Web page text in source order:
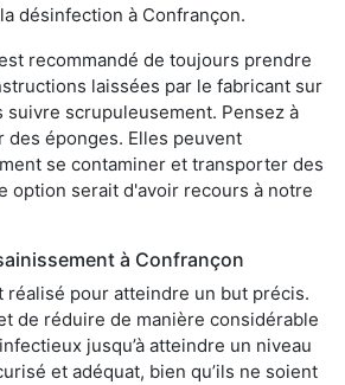
désinfection à Confrançon.
recommandé de toujours prendre
laissées par le fabricant sur
suivre scrupuleusement. Pensez à
éponges. Elles peuvent
se contaminer et transporter des
option serait d'avoir recours à notre
à Confrançon
réalisé pour atteindre un but précis.
de réduire de manière considérable
jusqu’à atteindre un niveau
et adéquat, bien qu’ils ne soient